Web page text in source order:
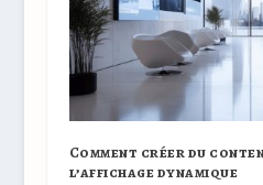
Comment créer du
l’affichage dynamique